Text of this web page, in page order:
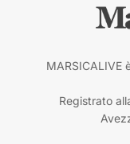
MARSICALIVE
Registrato